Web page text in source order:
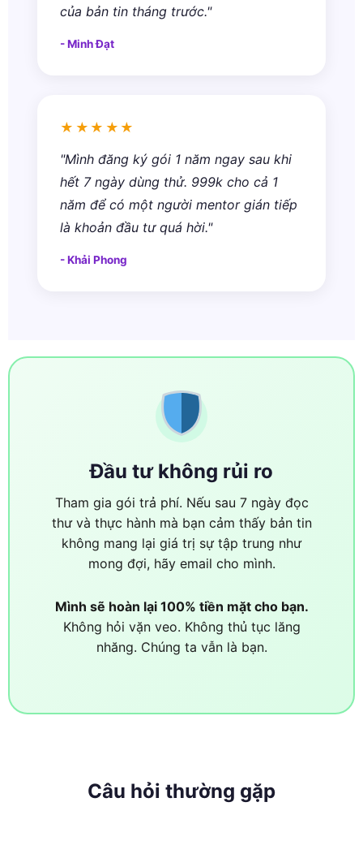
của bản tin tháng trước."
- Minh Đạt
★★★★★
"Mình đăng ký gói 1 năm ngay sau khi
hết 7 ngày dùng thử. 999k cho cả 1
năm để có một người mentor gián tiếp
là khoản đầu tư quá hời."
- Khải Phong
Đầu tư không rủi ro
Tham gia gói trả phí. Nếu sau 7 ngày đọc
thư và thực hành mà bạn cảm thấy bản tin
không mang lại giá trị sự tập trung như
mong đợi, hãy email cho mình.
Mình sẽ hoàn lại 100% tiền mặt cho bạn.
Không hỏi vặn veo. Không thủ tục lăng
nhăng. Chúng ta vẫn là bạn.
Câu hỏi thường gặp